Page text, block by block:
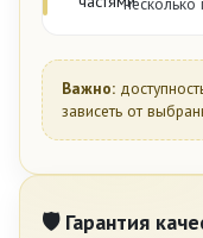
Важно:
зависеть от
🛡 Гарантия